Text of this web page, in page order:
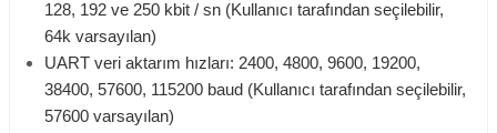
128, 192 ve 250 kbit / sn (Kullanıcı tarafından seçilebilir,
64k varsayılan)
UART veri aktarım hızları: 2400, 4800, 9600, 19200,
38400, 57600, 115200 baud (Kullanıcı tarafından seçilebilir,
57600 varsayılan)